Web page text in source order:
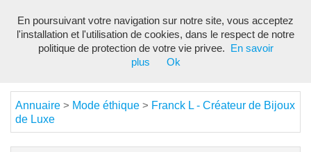
Annuaire > Mode éthique > Franck L - Créateur de Bijoux
de Luxe
En poursuivant votre navigation sur notre site, vous acceptez
l'installation et l'utilisation de cookies, dans le respect de notre
politique de protection de votre vie privee.
En savoir
plus
Ok